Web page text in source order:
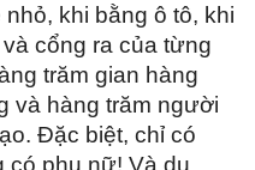
khi bằng ô tô, khi
cổng ra của từng
trăm gian hàng
và hàng trăm người
Đặc biệt, chỉ có
có phụ nữ! Và du